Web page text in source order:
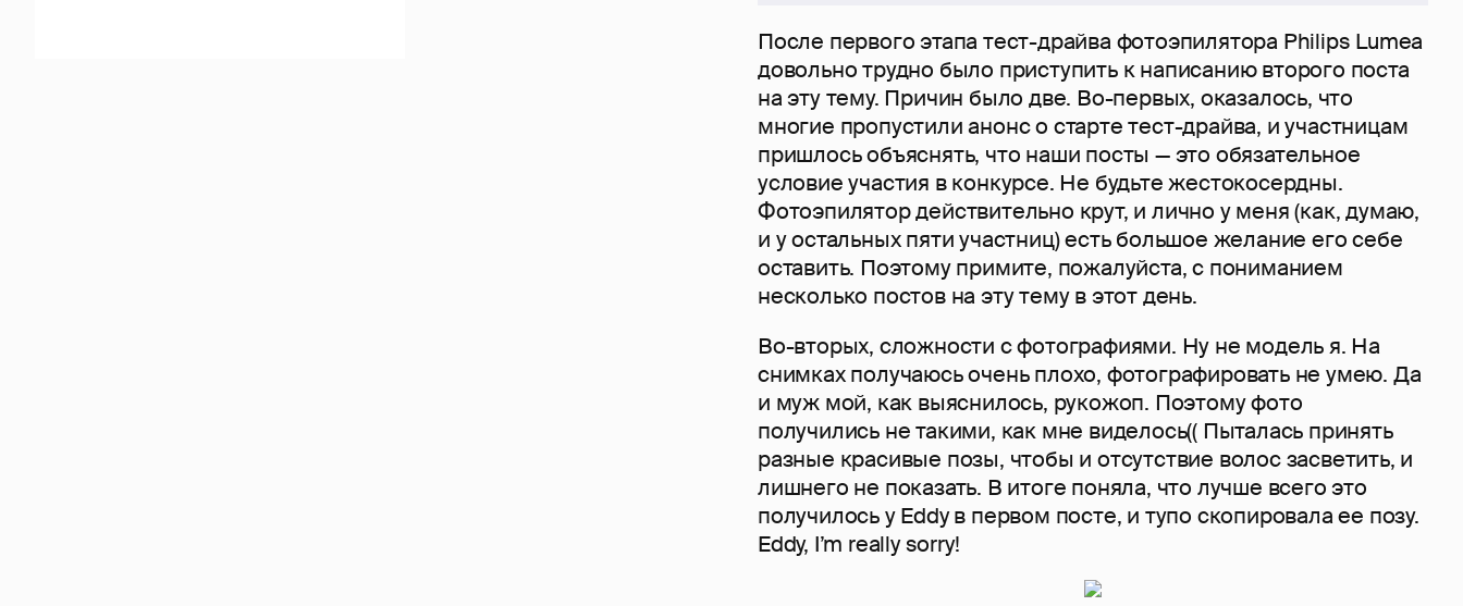
После первого этапа тест-драйва фотоэпилятора Philips Lumea
довольно трудно было приступить к написанию второго поста
на эту тему. Причин было две. Во-первых, оказалось, что
многие пропустили анонс о старте тест-драйва, и участницам
пришлось объяснять, что наши посты — это обязательное
условие участия в конкурсе. Не будьте жестокосердны.
Фотоэпилятор действительно крут, и лично у меня (как, думаю,
и у остальных пяти участниц) есть большое желание его себе
оставить. Поэтому примите, пожалуйста, с пониманием
несколько постов на эту тему в этот день.
Во-вторых, сложности с фотографиями. Ну не модель я. На
снимках получаюсь очень плохо, фотографировать не умею. Да
и муж мой, как выяснилось, рукожоп. Поэтому фото
получились не такими, как мне виделось(( Пыталась принять
разные красивые позы, чтобы и отсутствие волос засветить, и
лишнего не показать. В итоге поняла, что лучше всего это
получилось у Eddy в первом посте, и тупо скопировала ее позу.
Eddy, I’m really sorry!